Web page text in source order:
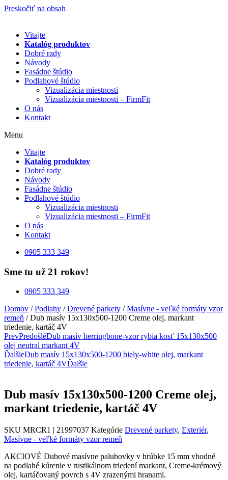
Preskočiť na obsah
Vitajte
Katalóg produktov
Dobré rady
Návody
Fasádne štúdio
Podlahové štúdio
Vizualizácia miestnosti
Vizualizácia miestnosti – FirmFit
O nás
Kontakt
Menu
Vitajte
Katalóg produktov
Dobré rady
Návody
Fasádne štúdio
Podlahové štúdio
Vizualizácia miestnosti
Vizualizácia miestnosti – FirmFit
O nás
Kontakt
0905 333 349
Sme tu už 21 rokov!
0905 333 349
Domov /Podlahy /Drevené parkety /Masívne - veľké formáty vzor
remeň / Dub masív 15x130x500-1200 Creme olej, markant
triedenie, kartáč 4V
PrevPredošléDub masív herringbone-vzor rybia kosť 15x130x500
olej neutral markant 4V
ĎalšieDub masív 15x130x500-1200 biely-white olej, markant
triedenie, kartáč 4VĎalšie
Dub masív 15x130x500-1200 Creme olej,
markant triedenie, kartáč 4V
SKU MRCR1 | 21997037 Kategórie Drevené parkety, Exteriér,
Masívne - veľké formáty vzor remeň
AKCIOVÉ Dubové masívne palubovky v hrúbke 15 mm vhodné
na podlahé kúrenie v rustikálnom triedení markant, Creme-krémový
olej, kartáčovaný povrch s 4V zrazenými hranami.